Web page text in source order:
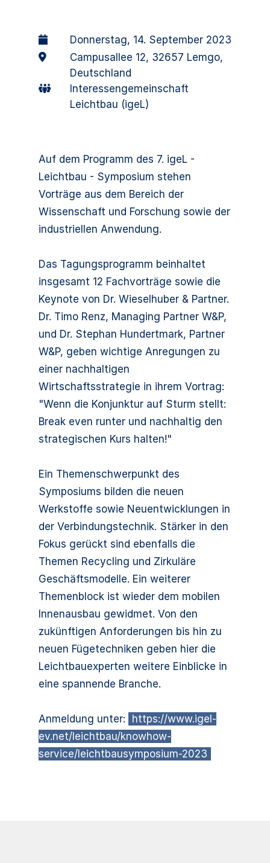
Donnerstag, 14. September 2023
Campusallee 12, 32657 Lemgo,
Deutschland
Interessengemeinschaft
Leichtbau (igeL)
Auf dem Programm des 7. igeL -
Leichtbau - Symposium stehen
Vorträge aus dem Bereich der
Wissenschaft und Forschung sowie der
industriellen Anwendung.
Das Tagungsprogramm beinhaltet
insgesamt 12 Fachvorträge sowie die
Keynote von Dr. Wieselhuber & Partner.
Dr. Timo Renz, Managing Partner W&P,
und Dr. Stephan Hundertmark, Partner
W&P, geben wichtige Anregungen zu
einer nachhaltigen
Wirtschaftsstrategie in ihrem Vortrag:
"Wenn die Konjunktur auf Sturm stellt:
Break even runter und nachhaltig den
strategischen Kurs halten!"
Ein Themenschwerpunkt des
Symposiums bilden die neuen
Werkstoffe sowie Neuentwicklungen in
der Verbindungstechnik. Stärker in den
Fokus gerückt sind ebenfalls die
Themen Recycling und Zirkuläre
Geschäftsmodelle. Ein weiterer
Themenblock ist wieder dem mobilen
Innenausbau gewidmet. Von den
zukünftigen Anforderungen bis hin zu
neuen Fügetechniken geben hier die
Leichtbauexperten weitere Einblicke in
eine spannende Branche.
Anmeldung unter:
https://www.igel-
ev.net/leichtbau/knowhow-
service/leichtbausymposium-2023